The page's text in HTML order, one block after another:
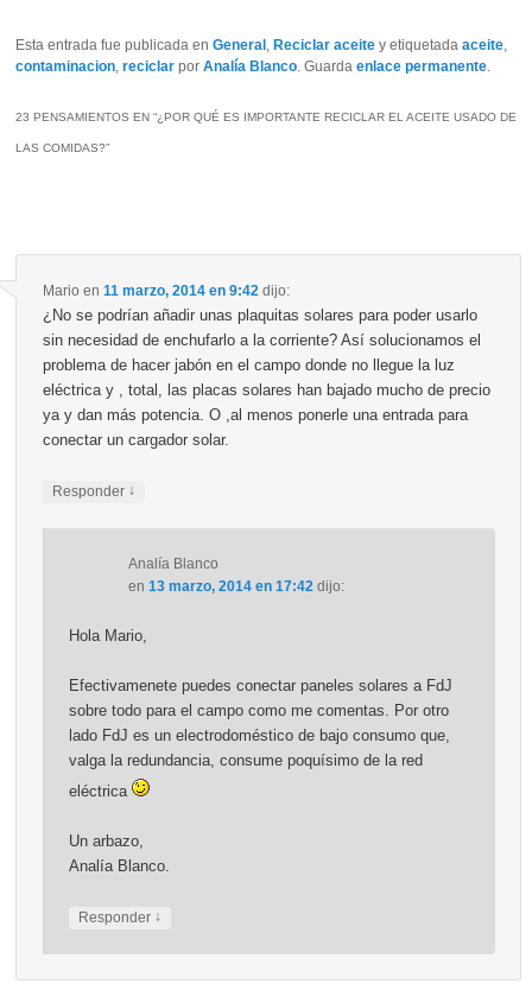
Esta entrada fue publicada enGeneral , Reciclar aceite y etiquetadaaceite,
contaminacion,reciclar porAnalía Blanco. Guardaenlace permanente.
23 PENSAMIENTOS EN “¿POR QUÉ ES IMPORTANTE RECICLAR EL ACEITE USADO DE
LAS COMIDAS?”
Mario en 11 marzo, 2014 en 9:42 dijo:
¿No se podrían añadir unas plaquitas solares para poder usarlo
sin necesidad de enchufarlo a la corriente? Así solucionamos el
problema de hacer jabón en el campo donde no llegue la luz
eléctrica y , total, las placas solares han bajado mucho de precio
ya y dan más potencia. O ,al menos ponerle una entrada para
conectar un cargador solar.
Responder ↓
Analía Blanco
en 13 marzo, 2014 en 17:42 dijo:
Hola Mario,
Efectivamenete puedes conectar paneles solares a FdJ
sobre todo para el campo como me comentas. Por otro
lado FdJ es un electrodoméstico de bajo consumo que,
valga la redundancia, consume poquísimo de la red
eléctrica
Un arbazo,
Analía Blanco.
Responder ↓